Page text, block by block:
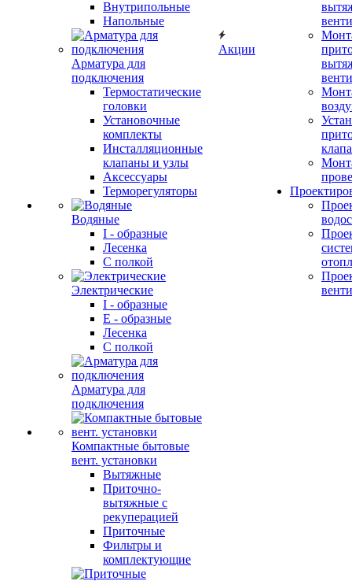
Внутрипольные
Напольные
Арматура для
подключения
Термостатические
головки
Установочные
комплекты
Инсталляционные
клапаны и узлы
Аксессуары
Терморегуляторы
Водяные
I - образные
Лесенка
С полкой
Электрические
I - образные
E - образные
Лесенка
С полкой
Арматура для
подключения
Компактные бытовые
вент. установки
Вытяжные
Приточно-
вытяжные с
рекуперацией
Приточные
Фильтры и
комплектующие
Акции